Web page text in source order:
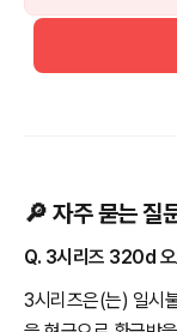
🔎 자주 묻는 질
Q. 3시리즈 320d 오
3시리즈은(는) 일시